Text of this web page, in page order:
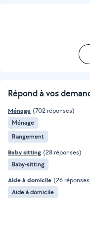
Répond à vos
Ménage (702 réponses)
Ménage
Rangement
Baby sitting (28 réponses)
Baby-sitting
Aide à domicile (26
Aide à domicile